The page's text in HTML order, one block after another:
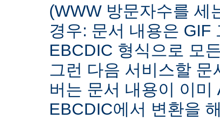
(WWW 방문자수를 세
경우: 문서 내용은 GIF
EBCDIC 형식으로 모
그런 다음 서비스할 문
버는 문서 내용이 이미
EBCDIC에서 변환을